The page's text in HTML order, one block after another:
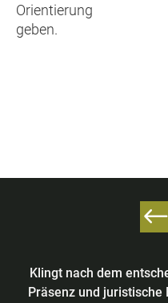
Orientierung
geben.
Klingt nach dem
Präsenz und juristische